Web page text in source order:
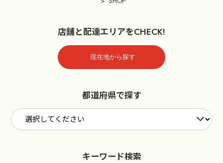
店舗と配達エリアをCHECK!
都道府県で探す
キーワード検索